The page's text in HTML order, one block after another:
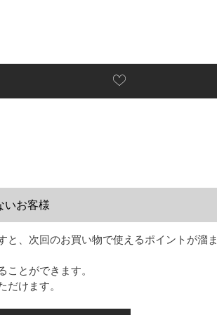
いお客様
と、次回のお買い物で使えるポイントが溜ま
ことができます。
だけます。